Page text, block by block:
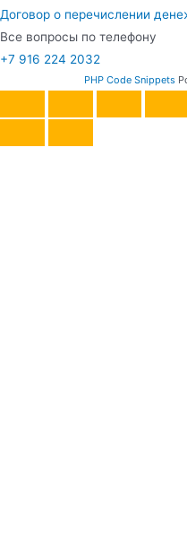
Договор о перечислении
Все вопросы по телефону
+7 916 224 2032
PHP Code Snippets